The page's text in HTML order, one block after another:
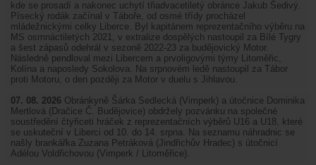
kde se prosadí a nakonec uchytí třiadvacetiletý obránce Jakub Šedivý.
Písecký rodák začínal v Táboře, od osmé třídy procházel
mládežnickými celky Liberce. Byl kapitánem reprezentačního výběru na
MS osmnáctiletých 2021, v extralize dospělých nastoupil za Bílé Tygry
a šest zápasů odehrál v sezoně 2022-23 za budějovický Motor.
Následně pendloval mezi Libercem a prvoligovými týmy Litoměřic,
Kolína a naposledy Sokolova. Na srpnovém ledě nastoupil za Tábor
proti Motoru, o den později za Motor v duelu s Jihlavou.
07. 08. 2026 Obránkyně Šárka Sedlecká (Vimperk) a útočnice Dominika
Mertlová (Dračice Č. Budějovice) obdržely pozvánku na společné
soustředění čtyřiceti hráček z reprezentačních výběrů U16 a U18, které
se uskuteční v Liberci od 10. do 14. srpna. Na seznamu náhradnic se
našly brankářka Zuzana Petráková (Jindřichův Hradec) s útočnicí
Adélou Voldřichovou (Vimperk / Litoměřice).